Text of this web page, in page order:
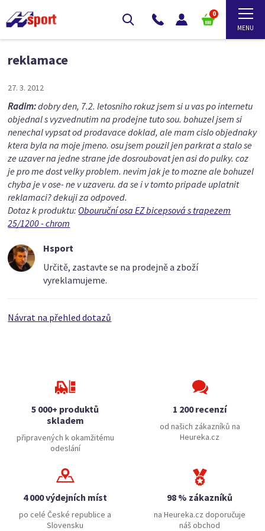
0
reklamace
27. 3. 2012
Radim:dobry den, 7.2. letosniho rokuz jsem si u vas po internetu
objednal s vyzvednutim na prodejne tuto sou. bohuzel jsem si
nenechal vypsat od prodavace doklad, ale mam cislo objednaky
ktera byla na moje jmeno. osu jsem pouzil jen parkrat a stalo se
ze uzaver na jedne strane jde dosroubovat jen asi do pulky. coz
je pro me dost velky problem. nevim jak je to mozne ale bohuzel
chyba je v ose- ne v uzaveru. da se i v tomto pripade uplatnit
reklamaci? dekuji za odpoved.
Dotaz k produktu: Obouruční osa EZ bicepsová s trapezem
25/1200 - chrom
Hsport
Určitě, zastavte se na prodejně a zboží
vyreklamujeme.
Návrat na přehled dotazů
5 000+ produktů
skladem
připravených k okamžitému
odeslání
1 200 recenzí
od našich zákazníků na
Heureka.cz
4 000 výdejních míst
po celé České republice a
Slovensku
98 % zákazníků
na Heureka.cz doporučuje
náš obchod